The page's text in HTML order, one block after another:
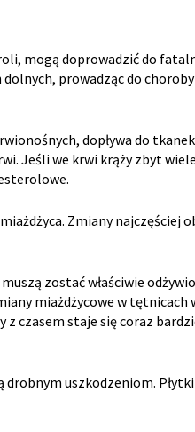
mogą doprowadzić do
prowadząc do
dopływa do
Jeśli we krwi krąży zbyt
Zmiany najczęściej
zostać właściwie
miażdżycowe w
czasem staje się coraz
uszkodzeniom.